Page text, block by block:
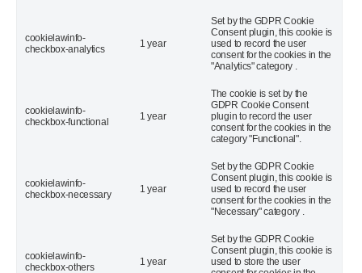
cookielawinfo-
checkbox-analytics
1 year
Set by the GDPR Cookie
Consent plugin, this cookie is
used to record the user
consent for the cookies in the
"Analytics" category .
cookielawinfo-
checkbox-functional
1 year
The cookie is set by the
GDPR Cookie Consent
plugin to record the user
consent for the cookies in the
category "Functional".
cookielawinfo-
checkbox-necessary
1 year
Set by the GDPR Cookie
Consent plugin, this cookie is
used to record the user
consent for the cookies in the
"Necessary" category .
cookielawinfo-
checkbox-others
1 year
Set by the GDPR Cookie
Consent plugin, this cookie is
used to store the user